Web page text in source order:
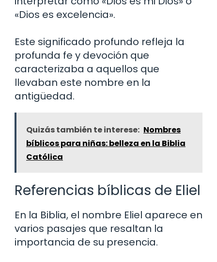
«Dios es excelencia».
Este significado profundo refleja la
profunda fe y devoción que
caracterizaba a aquellos que
llevaban este nombre en la
antigüedad.
Quizás también te interese: Nombres
bíblicos para niñas: belleza en la Biblia
Católica
Referencias bíblicas de Eliel
En la Biblia, el nombre Eliel aparece en
varios pasajes que resaltan la
importancia de su presencia.